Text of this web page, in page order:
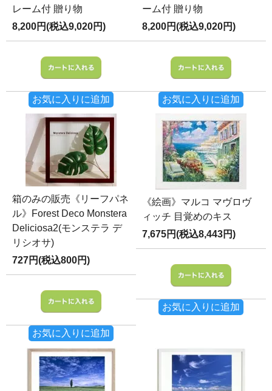
レーム付 贈り物
8,200円(税込9,020円)
お気に入りに追加
ーム付 贈り物
8,200円(税込9,020円)
お気に入りに追加
箱のみの販売《リーフパネ
ル》Forest Deco Monstera
Deliciosa2(モンステラ デ
リシオサ)
727円(税込800円)
お気に入りに追加
《絵画》マルコ マヴロヴ
ィッチ 目覚めのキス
7,675円(税込8,443円)
お気に入りに追加